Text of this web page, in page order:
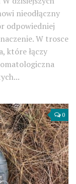
nieodłączny
odpowiedniej
W trosce
które łączy
0